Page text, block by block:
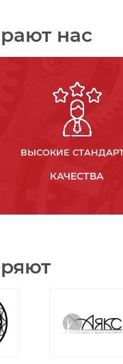
нас
ВЫСОКИЕ
КАЧЕСТВА